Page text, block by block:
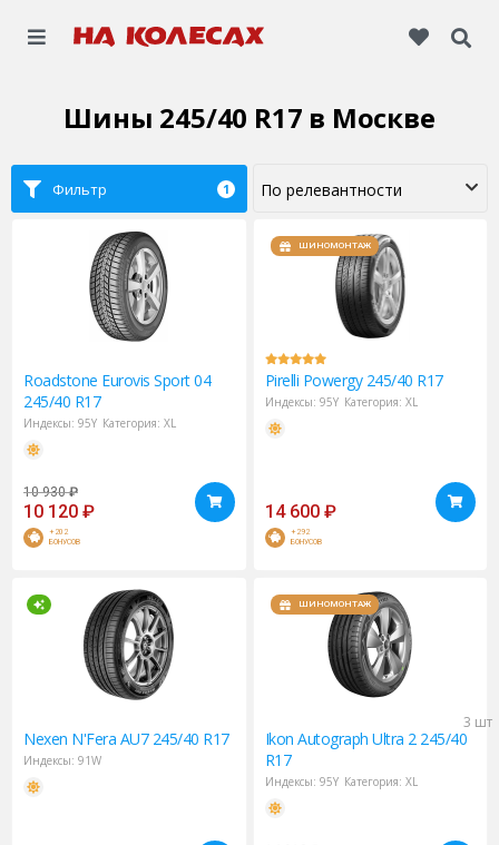
Шины 245/40 R17 в Москве
Фильтр 1
Roadstone Eurovis Sport 04
245/40 R17
Индексы: 95Y Категория: XL
10 930 ₽
10 120 ₽
+202
БОНУСОВ
ШИНОМОНТАЖ
Pirelli Powergy 245/40 R17
Индексы: 95Y Категория: XL
14 600 ₽
+292
БОНУСОВ
Nexen N'Fera AU7 245/40 R17
Индексы: 91W
ШИНОМОНТАЖ
3 шт
Ikon Autograph Ultra 2 245/40
R17
Индексы: 95Y Категория: XL